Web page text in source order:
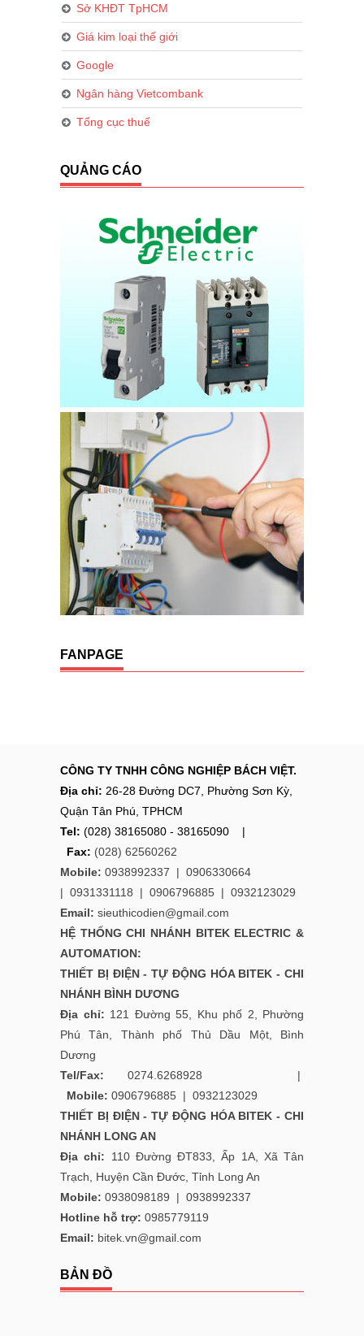
Sở KHĐT TpHCM
Giá kim loại thế giới
Google
Ngân hàng Vietcombank
Tổng cục thuế
QUẢNG CÁO
FANPAGE
CÔNG TY TNHH CÔNG NGHIỆP BÁCH VIỆT.
Địa chỉ: 26-28 Đường DC7, Phường Sơn Kỳ,
Quận Tân Phú, TPHCM
Tel: (028) 38165080 - 38165090 |
Fax: (028) 62560262
Mobile: 0938992337 | 0906330664
| 0931331118 | 0906796885 | 0932123029
Email: sieuthicodien@gmail.com
HỆ THỐNG CHI NHÁNH BITEK ELECTRIC &
AUTOMATION:
THIẾT BỊ ĐIỆN - TỰ ĐỘNG HÓA BITEK - CHI
NHÁNH BÌNH DƯƠNG
Địa chỉ: 121 Đường 55, Khu phố 2, Phường
Phú Tân, Thành phố Thủ Dầu Một, Bình
Dương
Tel/Fax: 0274.6268928 |
Mobile: 0906796885 | 0932123029
THIẾT BỊ ĐIỆN - TỰ ĐỘNG HÓA BITEK - CHI
NHÁNH LONG AN
Địa chỉ:
110 Đường ĐT833, Ấp 1A, Xã Tân
Trạch, Huyện Cần Đước, Tỉnh Long An
Mobile: 0938098189 | 0938992337
Hotline hỗ trợ: 0985779119
Email: bitek.vn@gmail.com
BẢN ĐỒ